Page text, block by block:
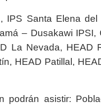
IPS Santa Elena
– Dusakawi
La Nevada, HEAD
HEAD Patillal,
podrán asistir: